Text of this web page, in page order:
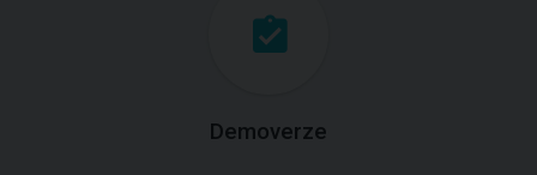
Demoverze